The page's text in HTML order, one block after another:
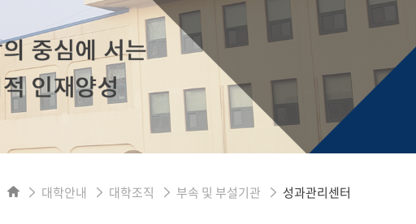
대학안내 대학조직 부속 및 부설기관 성과관리센터